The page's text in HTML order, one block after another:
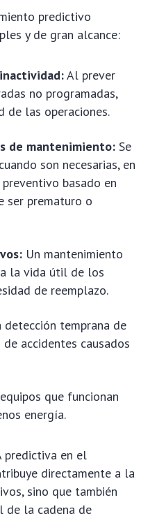
predictivo
y de gran alcance:
Al prever
no programadas,
de las operaciones.
de mantenimiento: Se
son necesarias, en
basado en
ser prematuro o
Un mantenimiento
la vida útil de los
de reemplazo.
detección temprana de
accidentes causados
que funcionan
energía.
predictiva en el
directamente a la
sino que también
de la cadena de